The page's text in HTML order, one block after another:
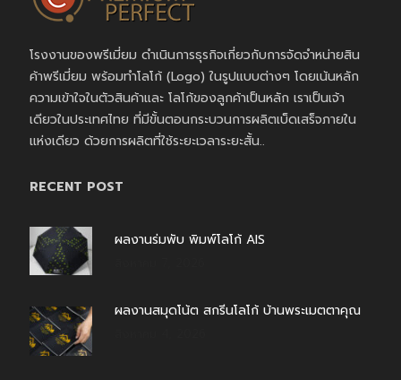
โรงงานของพรีเมี่ยม ดำเนินการธุรกิจเกี่ยวกับการจัดจำหน่ายสิน
ค้าพรีเมี่ยม พร้อมทำโลโก้ (Logo) ในรูปแบบต่างๆ โดยเน้นหลัก
ความเข้าใจในตัวสินค้าและ โลโก้ของลูกค้าเป็นหลัก เราเป็นเจ้า
เดียวในประเทศไทย ที่มีขั้นตอนกระบวนการผลิตเบ็ดเสร็จภายใน
แห่งเดียว ด้วยการผลิตที่ใช้ระยะเวลาระยะสั้น..
RECENT POST
ผลงานร่มพับ พิมพ์โลโก้ AIS
ผลงานสมุดโน้ต สกรีนโลโก้ บ้านพระเมตตาคุณ